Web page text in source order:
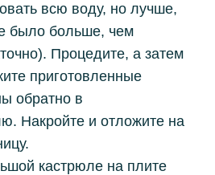
всю воду, но лучше,
было больше, чем
Процедите, а затем
приготовленные
обратно в
Накройте и отложите на
кастрюле на плите